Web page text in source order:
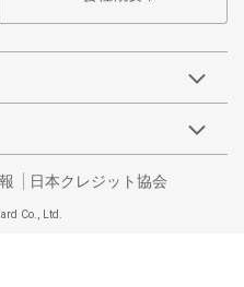
日本クレジット協会
Co., Ltd.